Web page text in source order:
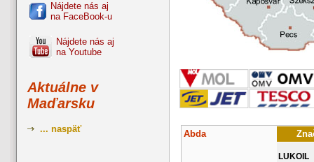
Nájdete nás aj
na FaceBook-u
Nájdete nás aj
na Youtube
Aktuálne v
Maďarsku
... naspäť Abda
LUKOIL